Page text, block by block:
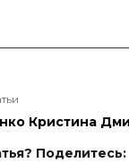
Кристина
Поделитесь: